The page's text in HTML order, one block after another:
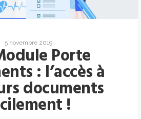
5 novembre 2019
Porte
: l’accès à
documents
!